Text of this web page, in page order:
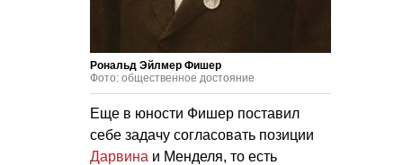
Рональд Эйлмер Фишер
Фото: общественное достояние
Еще в юности Фишер поставил
себе задачу согласовать позиции
Дарвина и Менделя, то есть